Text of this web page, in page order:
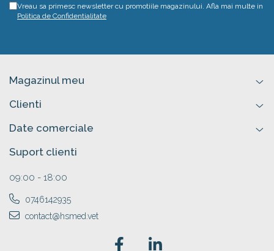
Vreau sa primesc newsletter cu promotiile magazinului. Afla mai multe in
Politica de Confidentialitate
Magazinul meu
Clienti
Date comerciale
Suport clienti
09:00 - 18:00
0746142935
contact@hsmed.vet